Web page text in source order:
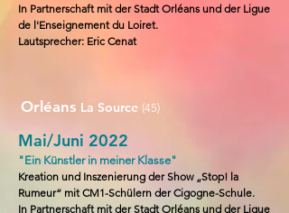
In Partnerschaft mit der Stadt Orléans und der Ligue
de l'Enseignement du Loiret.
Lautsprecher: Eric Cenat
Orléans La Source (45)
Mai/Juni 2022
"Ein Künstler in meiner Klasse"
Kreation und Inszenierung der Show „Stop! la
Rumeur“ mit CM1-Schülern der Cigogne-Schule.
In Partnerschaft mit der Stadt Orléans und der Ligue